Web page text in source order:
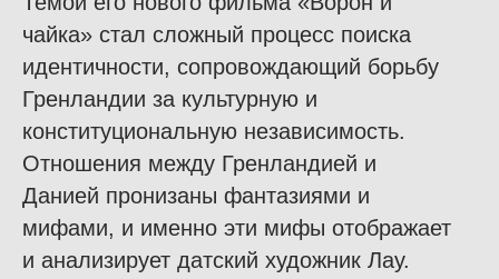
чайка» стал сложный процесс поиска
идентичности, сопровождающий борьбу
Гренландии за культурную и
конституциональную независимость.
Отношения между Гренландией и
Данией пронизаны фантазиями и
мифами, и именно эти мифы отображает
и анализирует датский художник Лау.